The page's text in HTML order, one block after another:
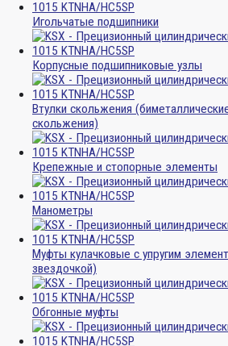
Игольчатые подшипники
Корпусные подшипниковые узлы
Втулки скольжения
скольжения)
Крепежные и стопорные элементы
Манометры
Муфты кулачковые с упругим
звездочкой)
Обгонные муфты